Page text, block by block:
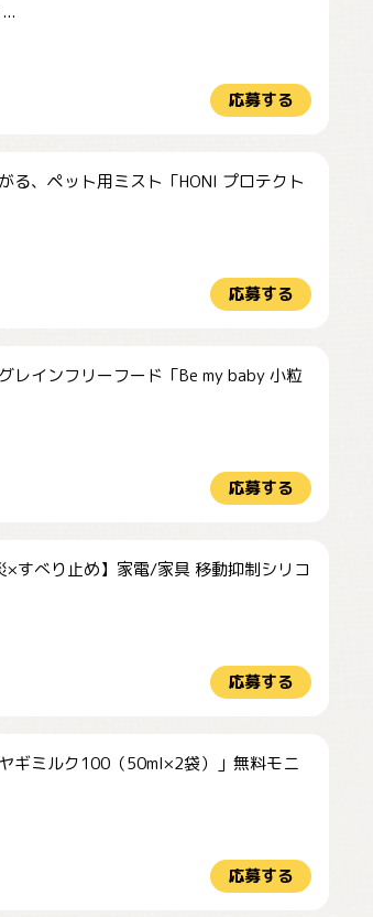
応募する
る、ペット用ミスト「HONI プロテクト
応募する
レインフリーフード「Be my baby 小粒
応募する
×すべり止め】家電/家具 移動抑制シリコ
応募する
ギミルク100（50ml×2袋）」無料モニ
応募する